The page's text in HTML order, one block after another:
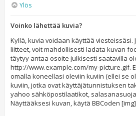
Ylös
Voinko lähettää kuvia?
Kyllä, kuvia voidaan käyttää viesteissäsi.
liitteet, voit mahdollisesti ladata kuvan
täytyy antaa osoite julkisesti saatavilla
http://www.example.com/my-picture.gif.
omalla koneellasi oleviin kuviin (ellei se
kuviin, jotka ovat käyttäjätunnistuksen
yahoo sähköpostilaatikot,
Näyttääksesi kuvan, käytä BBCoden